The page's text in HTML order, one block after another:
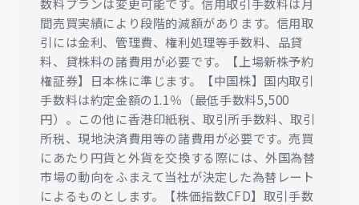
間売買実績により段階的減額があります。信用取
引には金利、管理費、権利処理等手数料、品貸
料、貸株料の諸費用が必要です。【上場新株予約
権証券】日本株に準じます。【中国株】国内取引
手数料は約定金額の1.1％（最低手数料5,500
円）。この他に香港印紙税、取引所手数料、取引
所税、現地決済費用等の諸費用が必要です。売買
にあたり円貨と外貨を交換する際には、外国為替
市場の動向をふまえて当社が決定した為替レート
によるものとします。【株価指数CFD】取引手数